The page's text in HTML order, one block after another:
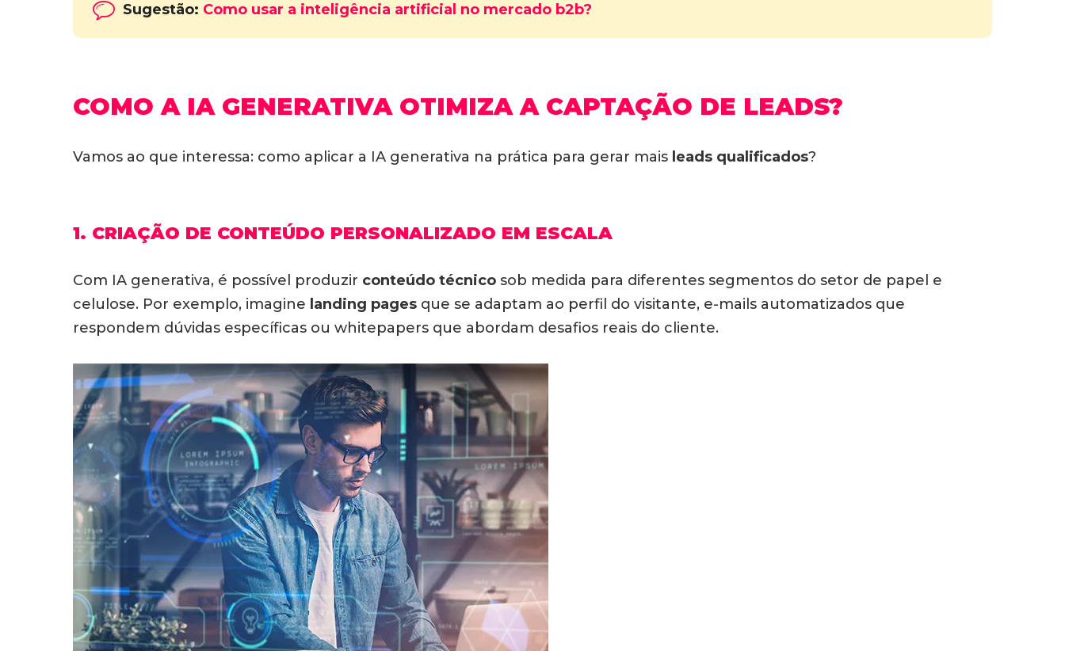
Sugestão: Como usar a inteligência artificial no mercado b2b?
COMO A IA GENERATIVA OTIMIZA A CAPTAÇÃO DE LEADS?
Vamos ao que interessa: como aplicar a IA generativa na prática para gerar mais leads qualificados?
1. CRIAÇÃO DE CONTEÚDO PERSONALIZADO EM ESCALA
Com IA generativa, é possível produzir conteúdo técnico sob medida para diferentes segmentos do setor de papel e
celulose. Por exemplo, imagine landing pages que se adaptam ao perfil do visitante, e-mails automatizados que
respondem dúvidas específicas ou whitepapers que abordam desafios reais do cliente.